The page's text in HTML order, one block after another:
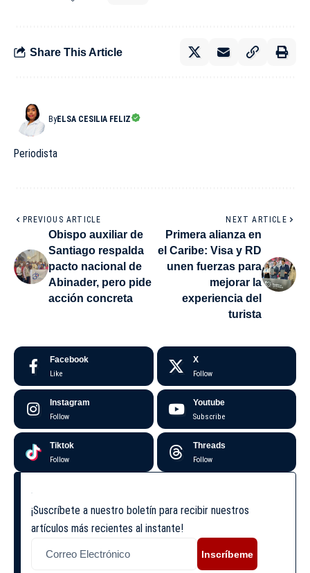
Share This Article
ByELSA CESILIA FELIZ
Periodista
PREVIOUS ARTICLE
Obispo auxiliar de
Santiago respalda
pacto nacional de
Abinader, pero pide
acción concreta
NEXT ARTICLE
Primera alianza en
el Caribe: Visa y RD
unen fuerzas para
mejorar la
experiencia del
turista
Facebook
Like
X
Follow
Instagram
Follow
Youtube
Subscribe
Tiktok
Follow
Threads
Follow
¡Suscríbete a nuestro boletín para recibir nuestros
artículos más recientes al instante!
Inscríbeme